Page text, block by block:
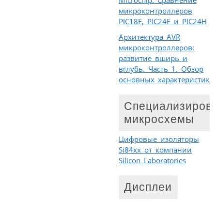
микроконтроллеров
PIC18F, PIC24F и PIC24H
Архитектура AVR
микроконтроллеров:
развитие вширь и
вглубь. Часть 1. Обзор
основных характеристик
микросхемы
Цифровые изоляторы
Si84xx от компании
Silicon Laboratories
Дисплеи